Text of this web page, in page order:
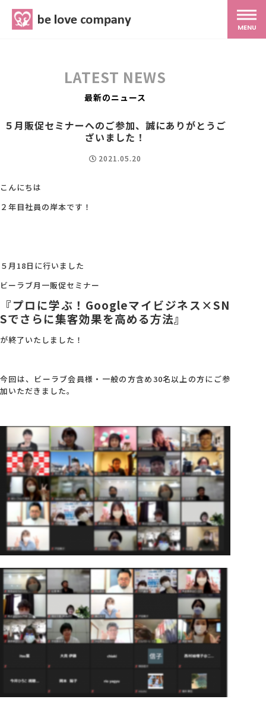
MENU
スタッフ紹介
会社概要
LATEST NEWS
最新のニュース
５月販促セミナーへのご参加、誠にありがとうご
ざいました！
2021.05.20
こんにちは
２年目社員の岸本です！
５月18日に行いました
ビーラブ月一販促セミナー
『プロに学ぶ！Googleマイビジネス×SN
Sでさらに集客効果を高める方法』
が終了いたしました！
今回は、ビーラブ会員様・一般の方含め30名以上の方にご参
加いただきました。